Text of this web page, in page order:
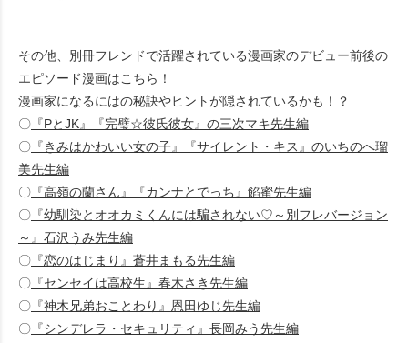
その他、別冊フレンドで活躍されている漫画家のデビュー前後の
エピソード漫画はこちら！
漫画家になるにはの秘訣やヒントが隠されているかも！？
〇 『PとJK』『完璧☆彼氏彼女』の三次マキ先生編
〇 『きみはかわいい女の子』『サイレント・キス』のいちのへ瑠
美先生編
〇 『高嶺の蘭さん』『カンナとでっち』餡蜜先生編
〇 『幼馴染とオオカミくんには騙されない♡～別フレバージョン
～』石沢うみ先生編
〇 『恋のはじまり』蒼井まもる先生編
〇 『センセイは高校生』春木さき先生編
〇 『神木兄弟おことわり』恩田ゆじ先生編
〇 『シンデレラ・セキュリティ』長岡みう先生編